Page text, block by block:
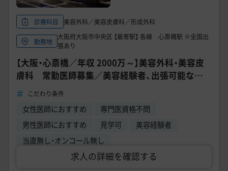
診療科目 美容外科／美容皮膚科／形成外科
勤務地
大阪府大阪市中央区 【最寄駅】 各線 心斎橋駅 ※全国出
張あり
【大阪・心斎橋／年収 2000万～】美容外科・美容皮
膚科 常勤医師募集／美容経験者、出張可能な方
／育休取得実績あり◎《大阪TAクリニック》
こだわり条件
女性医師におすすめ
専門医資格不問
男性医師におすすめ
見学可
美容経験者
当直無し・オンコール無し
求人の詳細を確認する